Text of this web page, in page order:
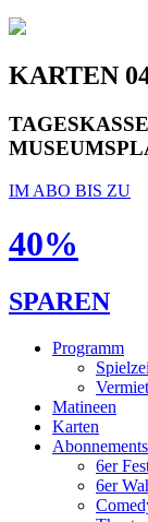
KARTEN
IM ABO BIS ZU
40%
SPAREN
Programm
Matineen
Karten
Abonnements
6er
6er